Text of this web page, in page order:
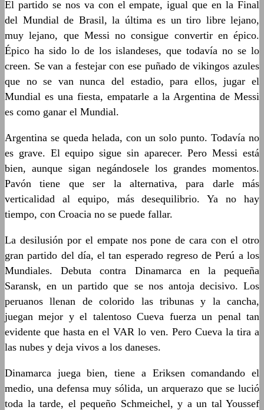
El partido se nos va con el empate, igual que en la Final
del Mundial de Brasil, la última es un tiro libre lejano,
muy lejano, que Messi no consigue convertir en épico.
Épico ha sido lo de los islandeses, que todavía no se lo
creen. Se van a festejar con ese puñado de vikingos azules
que no se van nunca del estadio, para ellos, jugar el
Mundial es una fiesta, empatarle a la Argentina de Messi
es como ganar el Mundial.
Argentina se queda helada, con un solo punto. Todavía no
es grave. El equipo sigue sin aparecer. Pero Messi está
bien, aunque sigan negándosele los grandes momentos.
Pavón tiene que ser la alternativa, para darle más
verticalidad al equipo, más desequilibrio. Ya no hay
tiempo, con Croacia no se puede fallar.
La desilusión por el empate nos pone de cara con el otro
gran partido del día, el tan esperado regreso de Perú a los
Mundiales. Debuta contra Dinamarca en la pequeña
Saransk, en un partido que se nos antoja decisivo. Los
peruanos llenan de colorido las tribunas y la cancha,
juegan mejor y el talentoso Cueva fuerza un penal tan
evidente que hasta en el VAR lo ven. Pero Cueva la tira a
las nubes y deja vivos a los daneses.
Dinamarca juega bien, tiene a Eriksen comandando el
medio, una defensa muy sólida, un arquerazo que se lució
toda la tarde, el pequeño Schmeichel, y a un tal Youssef